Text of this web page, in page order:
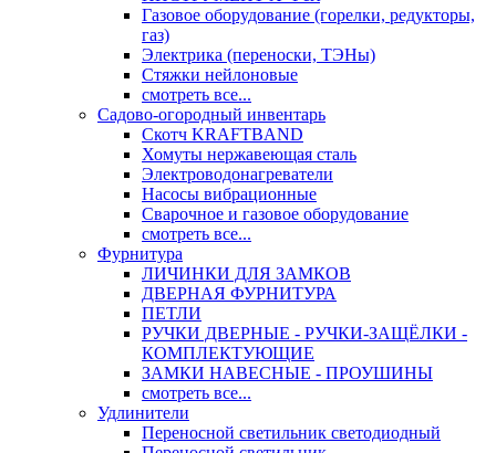
Газовое оборудование (горелки, редукторы,
газ)
Электрика (переноски, ТЭНы)
Стяжки нейлоновые
смотреть все...
Садово-огородный инвентарь
Скотч KRAFTBAND
Хомуты нержавеющая сталь
Электроводонагреватели
Насосы вибрационные
Сварочное и газовое оборудование
смотреть все...
Фурнитура
ЛИЧИНКИ ДЛЯ ЗАМКОВ
ДВЕРНАЯ ФУРНИТУРА
ПЕТЛИ
РУЧКИ ДВЕРНЫЕ - РУЧКИ-ЗАЩЁЛКИ -
КОМПЛЕКТУЮЩИЕ
ЗАМКИ НАВЕСНЫЕ - ПРОУШИНЫ
смотреть все...
Удлинители
Переносной светильник светодиодный